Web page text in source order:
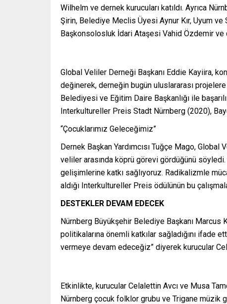
Wilhelm ve dernek kurucuları katıldı. Ayrıca
Şirin, Belediye Meclis Üyesi Aynur Kır, Uyum ve
Başkonsolosluk İdari Ataşesi Vahid Özdemir ve
Global Veliler Derneği Başkanı Eddie Kayiira,
değinerek, derneğin bugün uluslararası
Belediyesi ve Eğitim Daire Başkanlığı ile
Interkultureller Preis Stadt Nürnberg (2020),
“Çocuklarımız Geleceğimiz”
Dernek Başkan Yardımcısı Tuğçe Mago,
veliler arasında köprü görevi gördüğünü
gelişimlerine katkı sağlıyoruz. Radikalizmle
aldığı Interkultureller Preis ödülünün bu
DESTEKLER DEVAM EDECEK
Nürnberg Büyükşehir Belediye Başkanı
politikalarına önemli katkılar sağladığını ifade
vermeye devam edeceğiz” diyerek kurucular
Etkinlikte, kurucular Celalettin Avcı ve Musa
Nürnberg çocuk folklor grubu ve Trigane müzik